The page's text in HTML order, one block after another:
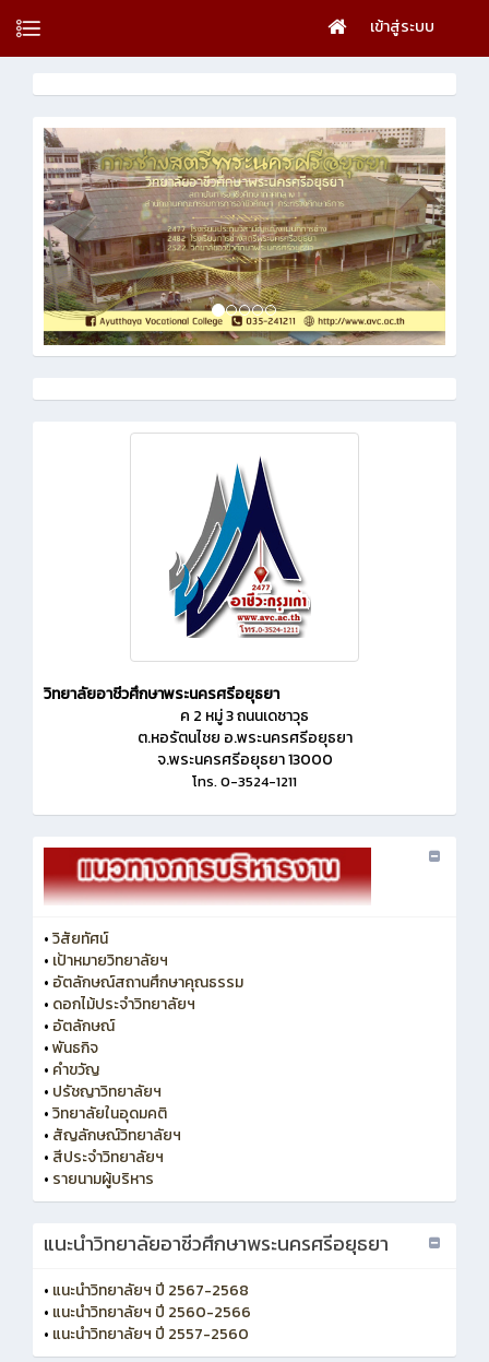
เข้าสู่ระบบ
วิทยาลัยอาชีวศึกษาพระนครศรีอยุธยา
ค 2 หมู่ 3 ถนนเดชาวุธ
ต.หอรัตนไชย อ.พระนครศรีอยุธยา
จ.พระนครศรีอยุธยา 13000
โทร. 0-3524-1211
•วิสัยทัศน์
• เป้าหมายวิทยาลัยฯ
• อัตลักษณ์สถานศึกษาคุณธรรม
• ดอกไม้ประจำวิทยาลัยฯ
• อัตลักษณ์
•พันธกิจ
• คำขวัญ
• ปรัชญาวิทยาลัยฯ
•วิทยาลัยในอุดมคติ
• สัญลักษณ์วิทยาลัยฯ
• สีประจำวิทยาลัยฯ
• รายนามผู้บริหาร
แนะนำวิทยาลัยอาชีวศึกษาพระนครศรีอยุธยา
• แนะนำวิทยาลัยฯ ปี 2567-2568
• แนะนำวิทยาลัยฯ ปี 2560-2566
• แนะนำวิทยาลัยฯ ปี 2557-2560